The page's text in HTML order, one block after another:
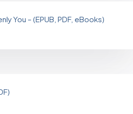
You – (EPUB, PDF, eBooks)